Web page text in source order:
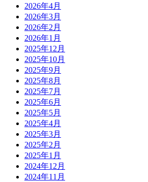
2026年4月
2026年3月
2026年2月
2026年1月
2025年12月
2025年10月
2025年9月
2025年8月
2025年7月
2025年6月
2025年5月
2025年4月
2025年3月
2025年2月
2025年1月
2024年12月
2024年11月